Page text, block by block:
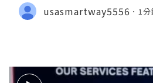
usasmartway5556 1